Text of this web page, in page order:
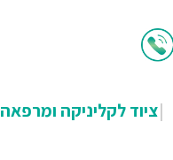
ציוד לקליניקה ומרפאה